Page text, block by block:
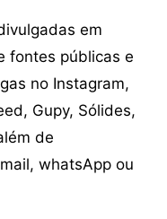
em
fontes públicas e
no Instagram,
Gupy, Sólides,
de
whatsApp ou